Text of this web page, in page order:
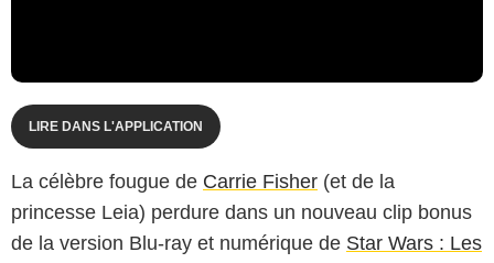
LIRE DANS L'APPLICATION
La célèbre fougue de Carrie Fisher (et de la
princesse Leia) perdure dans un nouveau clip bonus
de la version Blu-ray et numérique de Star Wars : Les